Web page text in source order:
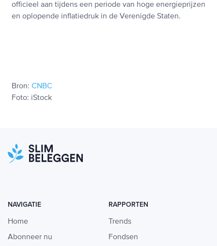
officieel aan tijdens een periode van hoge energieprijzen
en oplopende inflatiedruk in de Verenigde Staten.
Bron: CNBC
Foto: iStock
NAVIGATIE
Home
Abonneer nu
RAPPORTEN
Trends
Fondsen